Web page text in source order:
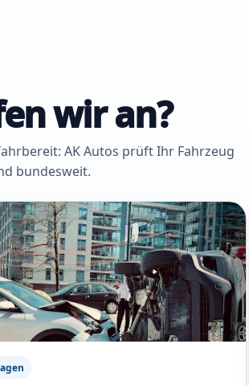
wir an?
AK Autos prüft Ihr Fahrzeug
bundesweit.